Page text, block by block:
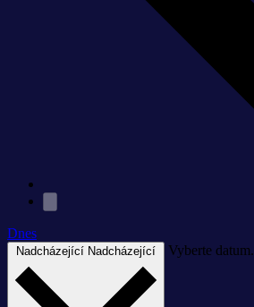
Dnes
Nadcházející Nadcházející Vyberte datum.